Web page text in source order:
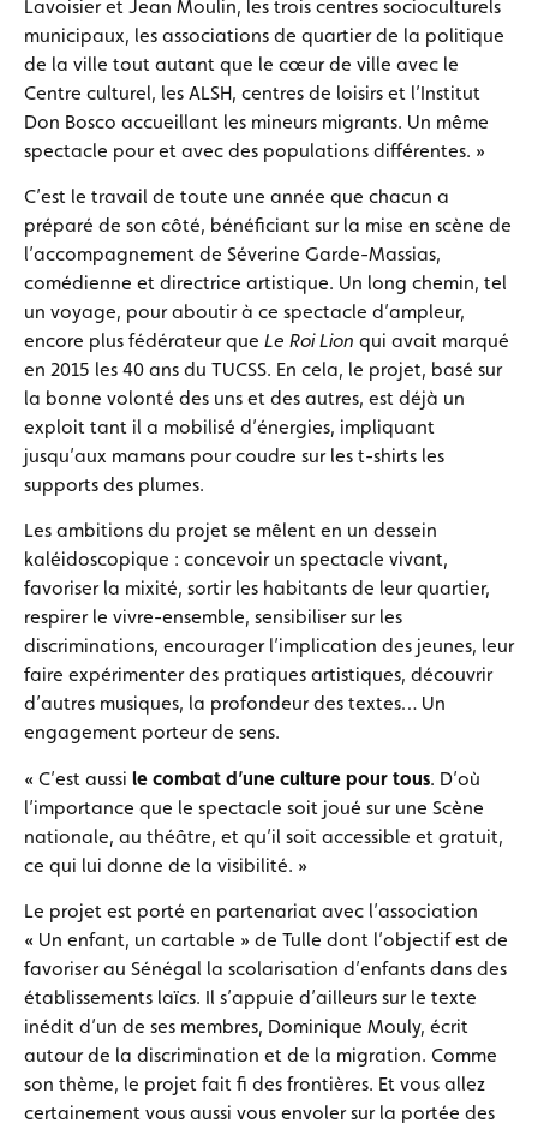
Lavoisier et Jean Moulin, les trois centres socioculturels
municipaux, les associations de quartier de la politique
de la ville tout autant que le cœur de ville avec le
Centre culturel, les ALSH, centres de loisirs et l’Institut
Don Bosco accueillant les mineurs migrants. Un même
spectacle pour et avec des populations différentes. »
C’est le travail de toute une année que chacun a
préparé de son côté, bénéficiant sur la mise en scène de
l’accompagnement de Séverine Garde-Massias,
comédienne et directrice artistique. Un long chemin, tel
un voyage, pour aboutir à ce spectacle d’ampleur,
encore plus fédérateur que Le Roi Lion qui avait marqué
en 2015 les 40 ans du TUCSS. En cela, le projet, basé sur
la bonne volonté des uns et des autres, est déjà un
exploit tant il a mobilisé d’énergies, impliquant
jusqu’aux mamans pour coudre sur les t-shirts les
supports des plumes.
Les ambitions du projet se mêlent en un dessein
kaléidoscopique : concevoir un spectacle vivant,
favoriser la mixité, sortir les habitants de leur quartier,
respirer le vivre-ensemble, sensibiliser sur les
discriminations, encourager l’implication des jeunes, leur
faire expérimenter des pratiques artistiques, découvrir
d’autres musiques, la profondeur des textes… Un
engagement porteur de sens.
« C’est aussi le combat d’une culture pour tous. D’où
l’importance que le spectacle soit joué sur une Scène
nationale, au théâtre, et qu’il soit accessible et gratuit,
ce qui lui donne de la visibilité. »
Le projet est porté en partenariat avec l’association
« Un enfant, un cartable » de Tulle dont l’objectif est de
favoriser au Sénégal la scolarisation d’enfants dans des
établissements laïcs. Il s’appuie d’ailleurs sur le texte
inédit d’un de ses membres, Dominique Mouly, écrit
autour de la discrimination et de la migration. Comme
son thème, le projet fait fi des frontières. Et vous allez
certainement vous aussi vous envoler sur la portée des